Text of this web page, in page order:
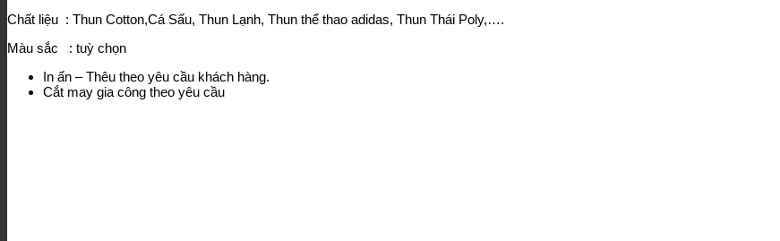
Chất liệu : Thun Cotton,Cá Sấu, Thun Lạnh, Thun thể thao adidas, Thun Thái Poly,….
Màu sắc : tuỳ chọn
In ấn – Thêu theo yêu cầu khách hàng.
Cắt may gia công theo yêu cầu